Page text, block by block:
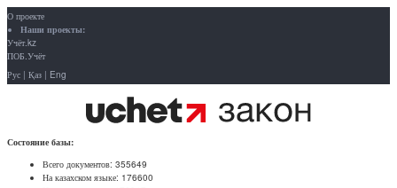
О проекте
Наши проекты:
Учёт.kz
ПОБ.Учёт
Рус | Қаз | Eng
Состояние базы:
Всего документов: 355649
На казахском языке: 176600